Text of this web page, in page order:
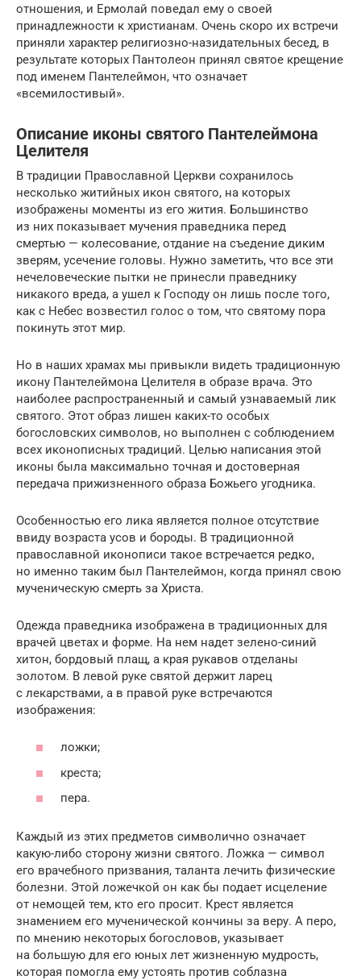
отношения, и Ермолай поведал ему о своей
принадлежности к христианам. Очень скоро их встречи
приняли характер религиозно-назидательных бесед, в
результате которых Пантолеон принял святое крещение
под именем Пантелеймон, что означает
«всемилостивый».
Описание иконы святого Пантелеймона
Целителя
В традиции Православной Церкви сохранилось
несколько житийных икон святого, на которых
изображены моменты из его жития. Большинство
из них показывает мучения праведника перед
смертью — колесование, отдание на съедение диким
зверям, усечение головы. Нужно заметить, что все эти
нечеловеческие пытки не принесли праведнику
никакого вреда, а ушел к Господу он лишь после того,
как с Небес возвестил голос о том, что святому пора
покинуть этот мир.
Но в наших храмах мы привыкли видеть традиционную
икону Пантелеймона Целителя в образе врача. Это
наиболее распространенный и самый узнаваемый лик
святого. Этот образ лишен каких-то особых
богословских символов, но выполнен с соблюдением
всех иконописных традиций. Целью написания этой
иконы была максимально точная и достоверная
передача прижизненного образа Божьего угодника.
Особенностью его лика является полное отсутствие
ввиду возраста усов и бороды. В традиционной
православной иконописи такое встречается редко,
но именно таким был Пантелеймон, когда принял свою
мученическую смерть за Христа.
Одежда праведника изображена в традиционных для
врачей цветах и форме. На нем надет зелено-синий
хитон, бордовый плащ, а края рукавов отделаны
золотом. В левой руке святой держит ларец
с лекарствами, а в правой руке встречаются
изображения:
ложки;
креста;
пера.
Каждый из этих предметов символично означает
какую-либо сторону жизни святого. Ложка — символ
его врачебного призвания, таланта лечить физические
болезни. Этой ложечкой он как бы подает исцеление
от немощей тем, кто его просит. Крест является
знамением его мученической кончины за веру. А перо,
по мнению некоторых богословов, указывает
на большую для его юных лет жизненную мудрость,
которая помогла ему устоять против соблазна